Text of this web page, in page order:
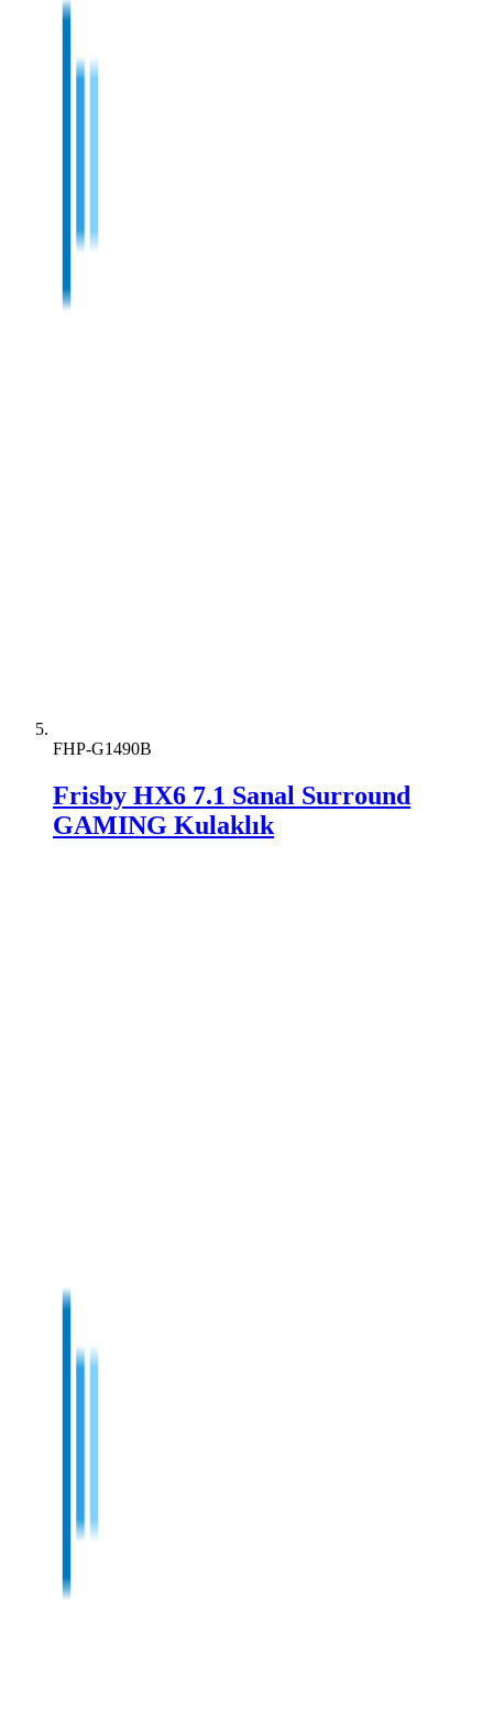
FHP-G1490B
Frisby HX6 7.1 Sanal Surround
GAMING Kulaklık